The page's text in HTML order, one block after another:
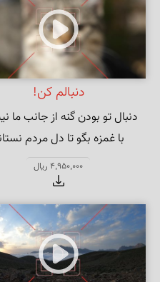
دنبالم کن!
با غمزه بگو تا دل مردم
4,950,000 ریال